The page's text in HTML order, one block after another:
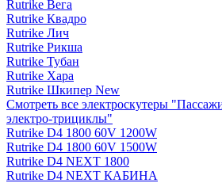
Rutrike Вега
Rutrike Квадро
Rutrike Лич
Rutrike Рикша
Rutrike Тубан
Rutrike Хара
Rutrike Шкипер New
Смотреть все электро­скутеры
электро‑трициклы"
Rutrike D4 1800 60V 1200W
Rutrike D4 1800 60V 1500W
Rutrike D4 NEXT 1800
Rutrike D4 NEXT КАБИНА